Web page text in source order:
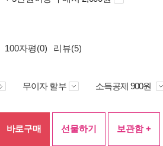
100자평(0) 리뷰(5)
무이자 할부 소득공제 900원
바로구매 선물하기 보관함 +